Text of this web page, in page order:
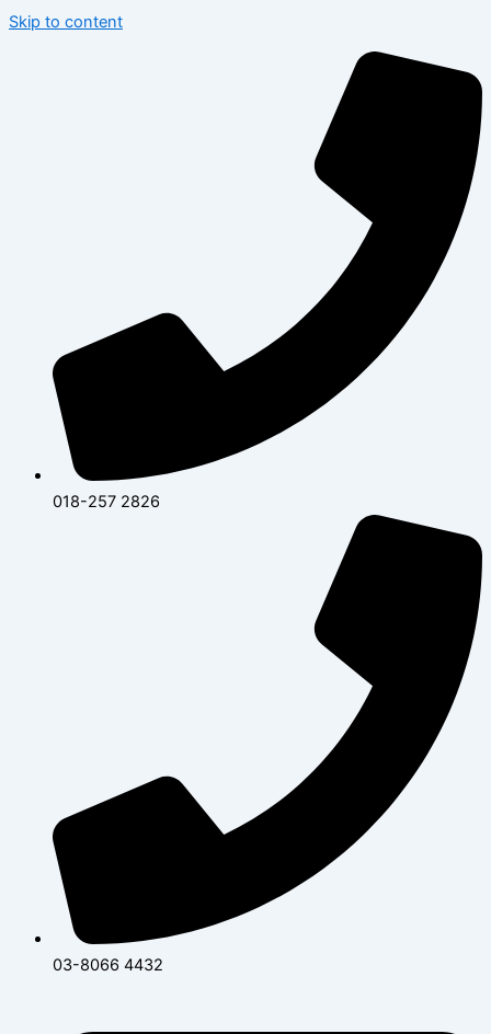
Skip to content
018-257 2826
03-8066 4432